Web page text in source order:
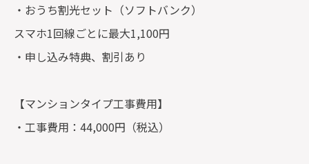
・おうち割光セット（ソフトバンク）
スマホ1回線ごとに最大1,100円
・申し込み特典、割引あり
【マンションタイプ工事費用】
・工事費用：44,000円（税込）